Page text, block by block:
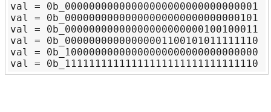
val = 0b_00000000000000000000000000000001	BitOperations.Log2(val) = 0	Math.Log(val, 2) = 0
val = 0b_00000000000000000000000000000101	BitOperations.Log2(val) = 2	Math.Log(val, 2) = 2.321928094887362
val = 0b_00000000000000000000000100100011	BitOperations.Log2(val) = 8	Math.Log(val, 2) = 8.184875342908285
val = 0b_00000000000000001100101011111110	BitOperations.Log2(val) = 15	Math.Log(val, 2) = 15.665280393678295
val = 0b_10000000000000000000000000000000	BitOperations.Log2(val) = 31	Math.Log(val, 2) = 31.000000000000004